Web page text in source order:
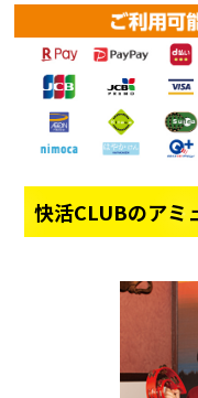
快活CLUBのアミ